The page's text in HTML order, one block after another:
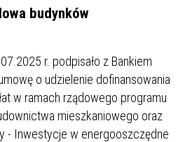
budynków
r. podpisało z Bankiem
o udzielenie dofinansowania
w ramach rządowego programu
mieszkaniowego oraz
- Inwestycje w energooszczędne